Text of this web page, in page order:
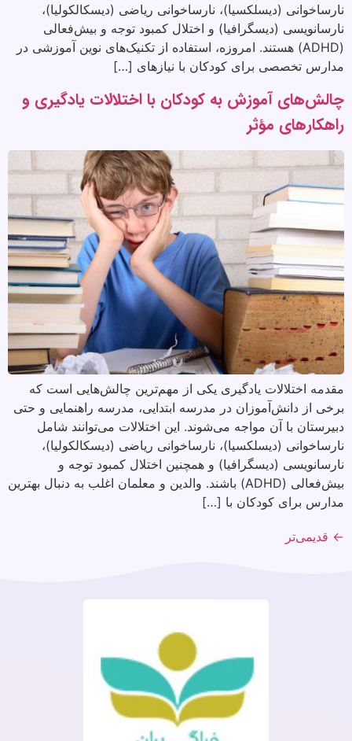
نارساخوانی (دیسلکسیا)، نارساخوانی ریاضی (دیسکالکولیا)،
نارسانویسی (دیسگرافیا) و اختلال کمبود توجه و بیش‌فعالی
(ADHD) هستند. امروزه، استفاده از تکنیک‌های نوین آموزشی در
مدارس تخصصی برای کودکان با نیازهای […]
چالش‌های آموزش به کودکان با اختلالات یادگیری و
راهکارهای مؤثر
مقدمه اختلالات یادگیری یکی از مهم‌ترین چالش‌هایی است که
برخی از دانش‌آموزان در مدرسه ابتدایی، مدرسه راهنمایی و حتی
دبیرستان با آن مواجه می‌شوند. این اختلالات می‌توانند شامل
نارساخوانی (دیسلکسیا)، نارساخوانی ریاضی (دیسکالکولیا)،
نارسانویسی (دیسگرافیا) و همچنین اختلال کمبود توجه و
بیش‌فعالی (ADHD) باشند. والدین و معلمان اغلب به دنبال بهترین
مدارس برای کودکان با […]
← قدیمی‌تر